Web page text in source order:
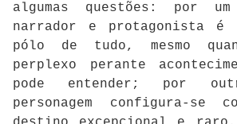
algumas questões: por
narrador e protagonista
pólo de tudo, mesmo
perplexo perante
pode entender; por
personagem configura-se